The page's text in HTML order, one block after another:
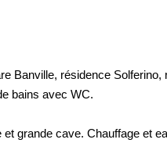
Banville, résidence
bains avec WC.
grande cave. Chauffage et